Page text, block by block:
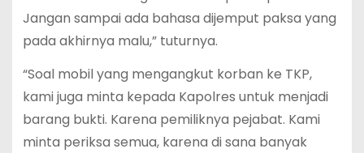
Jangan sampai ada bahasa dijemput paksa yang
pada akhirnya malu,” tuturnya.
“Soal mobil yang mengangkut korban ke TKP,
kami juga minta kepada Kapolres untuk menjadi
barang bukti. Karena pemiliknya pejabat. Kami
minta periksa semua, karena di sana banyak